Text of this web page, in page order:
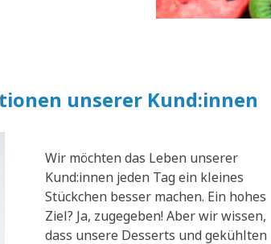
unserer Kund:innen
Wir möchten das Leben unserer
Kund:innen jeden Tag ein kleines
Stückchen besser machen. Ein hohes
Ziel? Ja, zugegeben! Aber wir wissen,
dass unsere Desserts und gekühlten